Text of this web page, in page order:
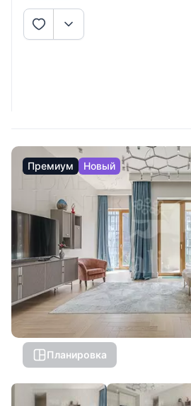
Премиум Новый
Планировка